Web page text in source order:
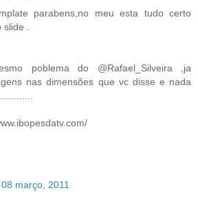
parabens,no meu esta tudo certo
.
poblema do @Rafael_Silveira ,ja
nas dimensões que vc disse e nada
08 março, 2011